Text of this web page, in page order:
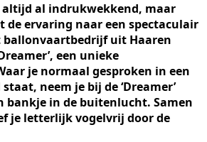
altijd al indrukwekkend, maar
de ervaring naar een spectaculair
ballonvaartbedrijf uit Haaren
een unieke
je normaal gesproken in een
neem je bij de ‘Dreamer’
bankje in de buitenlucht. Samen
je letterlijk vogelvrij door de